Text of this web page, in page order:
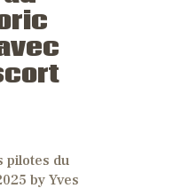
pilotes du
by Yves